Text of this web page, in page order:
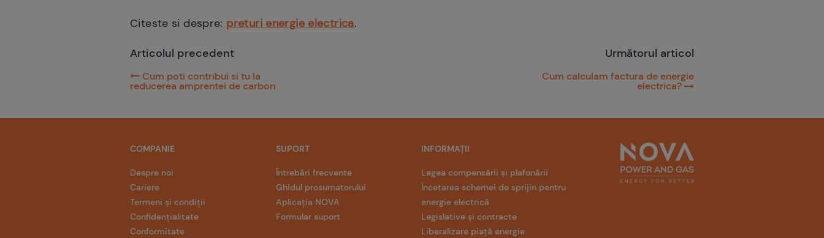
Citeste si despre: preturi energie electrica.
Articolul precedent
Cum poti contribui si tu la
reducerea amprentei de carbon
Următorul articol
Cum calculam factura de energie
electrica?
COMPANIE
Despre noi
Cariere
Termeni și condiții
Confidențialitate
Conformitate
INFORMAȚII
Legea compensării și plafonării
Încetarea schemei de sprijin pentru
energie electrică
Legislative și contracte
Liberalizare piață energie
SUPORT
Întrebări frecvente
Ghidul prosumatorului
Aplicația NOVA
Formular suport